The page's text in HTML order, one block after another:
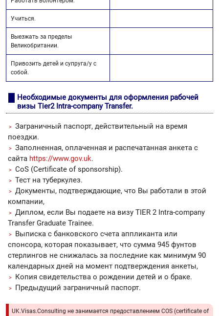
Учиться.
Выезжать за пределы
Великобритании.
Привозить детей и супруга/у с
собой.
Необходимые документы для оформления рабочей
визы Tier2 Intra-company Transfer.
Заграничный паспорт, действительный на время
поездки.
Заполненная, оплаченная и распечатанная анкета с
сайта https://www.gov.uk.
CoS (Certificate of sponsorship).
Тест на туберкулез.
Документы, подтверждающие, что Вы работали в этой
компании,
Диплом, если Вы подаете на визу TIER 2 Intra-company
Transfer Graduate Trainee.
Выписка с банковского счета аппликанта или
спонсора, которая показывает, что сумма 945 фунтов
стерлингов не снижалась за последние как минимум 90
календарных дней на момент подтверждения анкеты,
Копия свидетельства о рождении детей и о браке.
Предыдущий заграничный паспорт.
UK.Visas.Consulting не занимается предоставлением COS (certificate of